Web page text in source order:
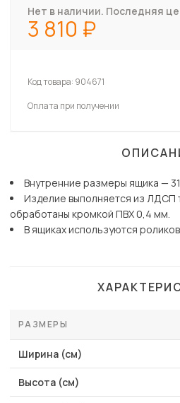
Нет в наличии. Последняя
3 810
Код товара: 904671
Оплата при получении
Внутренние размеры ящика —
Изделие выполняется из ЛДСП
обработаны кромкой ПВХ 0,4 мм.
В ящиках используются
РАЗМЕРЫ
Ширина (см)
Высота (см)